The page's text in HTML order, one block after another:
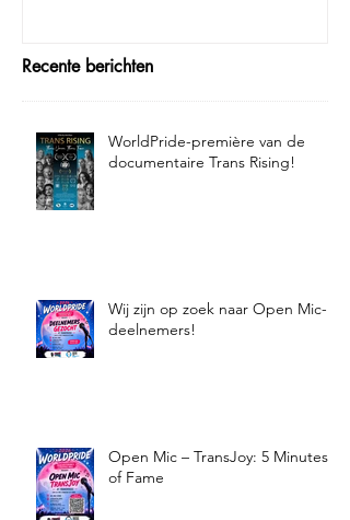
Recente berichten
WorldPride-première van de
documentaire Trans Rising!
Wij zijn op zoek naar Open Mic-
deelnemers!
Open Mic – TransJoy: 5 Minutes
of Fame